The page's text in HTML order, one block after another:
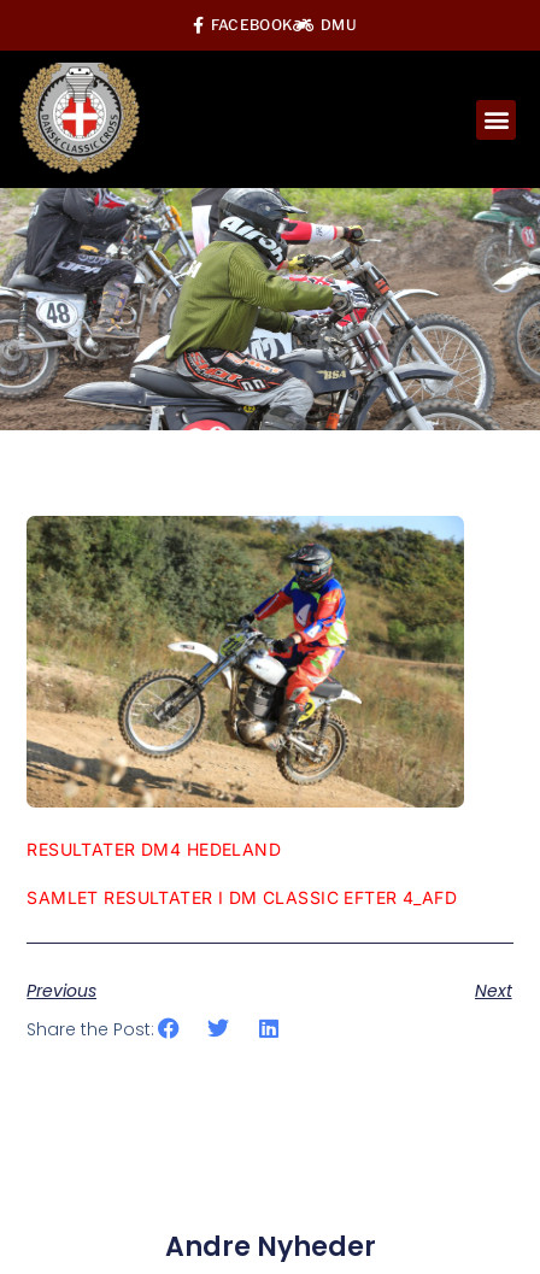
FACEBOOK DMU
RESULTATER DM4 HEDELAND
SAMLET RESULTATER I DM CLASSIC EFTER 4_AFD
Previous
Next
Share the Post:
Andre Nyheder